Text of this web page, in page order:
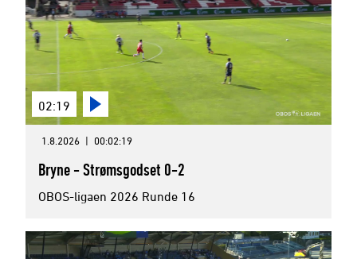
02:19
1.8.2026 | 00:02:19
Bryne - Strømsgodset 0-2
OBOS-ligaen 2026 Runde 16